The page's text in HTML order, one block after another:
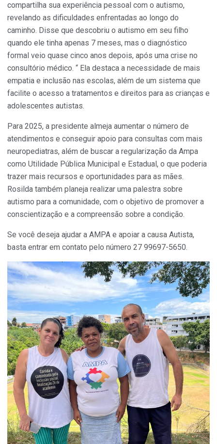
compartilha sua experiência pessoal com o autismo,
revelando as dificuldades enfrentadas ao longo do
caminho. Disse que descobriu o autismo em seu filho
quando ele tinha apenas 7 meses, mas o diagnóstico
formal veio quase cinco anos depois, após uma crise no
consultório médico. “ Ela destaca a necessidade de mais
empatia e inclusão nas escolas, além de um sistema que
facilite o acesso a tratamentos e direitos para as crianças e
adolescentes autistas.
Para 2025, a presidente almeja aumentar o número de
atendimentos e conseguir apoio para consultas com mais
neuropediatras, além de buscar a regularização da Ampa
como Utilidade Pública Municipal e Estadual, o que poderia
trazer mais recursos e oportunidades para as mães.
Rosilda também planeja realizar uma palestra sobre
autismo para a comunidade, com o objetivo de promover a
conscientização e a compreensão sobre a condição.
Se você deseja ajudar a AMPA e apoiar a causa Autista,
basta entrar em contato pelo número 27 99697-5650.